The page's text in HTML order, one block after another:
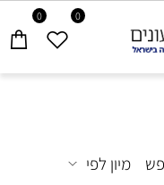
0 0
מיון לפי